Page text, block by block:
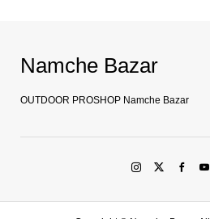
Namche Bazar
OUTDOOR PROSHOP Namche Bazar